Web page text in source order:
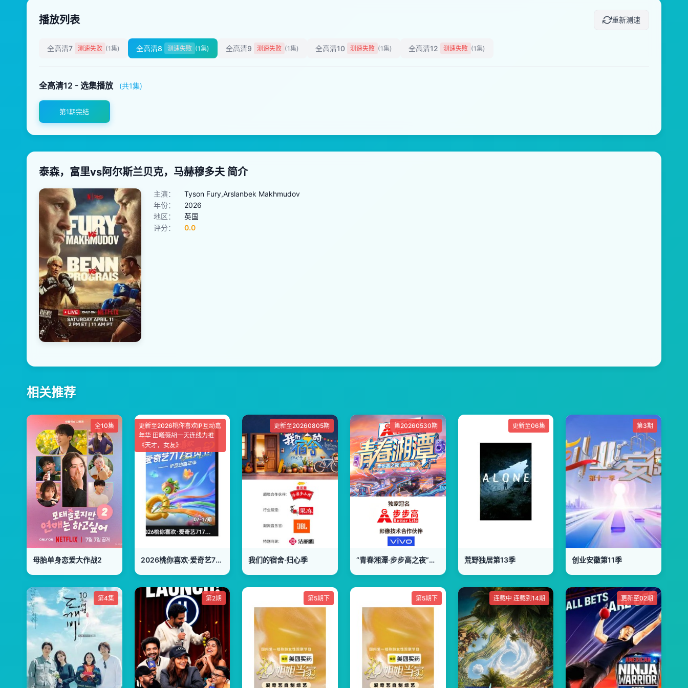
播放列表 重新测速
全高清7 测速失败 (1集) 全高清8 测速失败 (1集) 全高清9 测速失败 (1集) 全高清10 测速失败 (1集) 全高清12 测速失败 (1集)
全高清12 - 选集播放 (共1集)
第1期完结
泰森，富里vs阿尔斯兰贝克，马赫穆多夫 简介
主演：
Tyson Fury,Arslanbek Makhmudov
年份：
2026
地区：
英国
评分：
0.0
相关推荐
全10集
母胎单身恋爱大作战2
更新至2026桃你喜欢IP互动嘉
年华 田曦薇胡一天连线力推
《天才，女友》
2026桃你喜欢·爱奇艺717会员节——IP互动嘉年华
更新至20260805期
我们的宿舍·归心季
第20260530期
“青春湘潭·步步高之夜”演唱会
更新至06集
荒野独居第13季
第3期
创业安徽第11季
第4集 第2期 第5期下 第5期下 连载中 连载到14期 更新至02期